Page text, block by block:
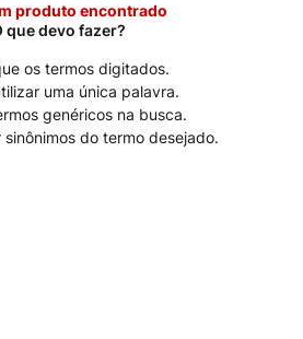
produto encontrado
os termos digitados.
uma única palavra.
genéricos na busca.
do termo desejado.